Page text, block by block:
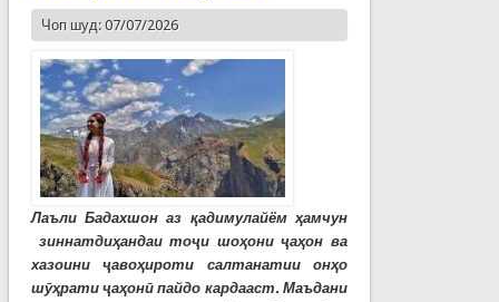
Чоп шуд: 07/07/2026
Лаъли Бадахшон аз қадимулайём ҳамчун
зиннатдиҳандаи тоҷи шоҳони ҷаҳон ва
хазоини ҷавоҳироти салтанатии онҳо
шӯҳрати ҷаҳонӣ пайдо кардааст. Маъдани